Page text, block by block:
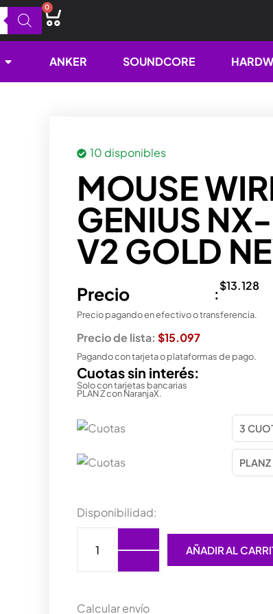
0
Cart
Open NOVEDADES
ANKER SOUNDCORE
10 disponibles
MOUSE
GENIUS
V2 GOLD
Precio :$13.128
Precio pagando en efectivo o transferencia.
Precio de lista: $15.097
Pagando con tarjeta o plataformas de pago.
Cuotas sin interés:
Solo con tarjetas bancarias
PLAN Z con NaranjaX.
Disponibilidad:
MOUSE
NEW
AÑADIR AL
Calcular envío